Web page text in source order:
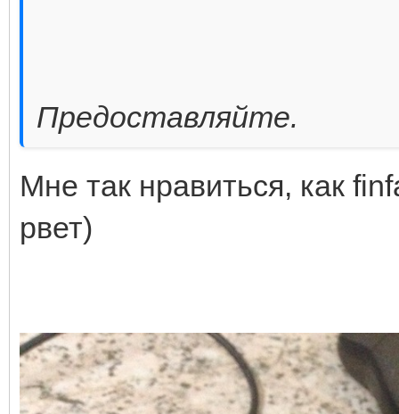
Предоставляйте.
Мне так нравиться, как
рвет)